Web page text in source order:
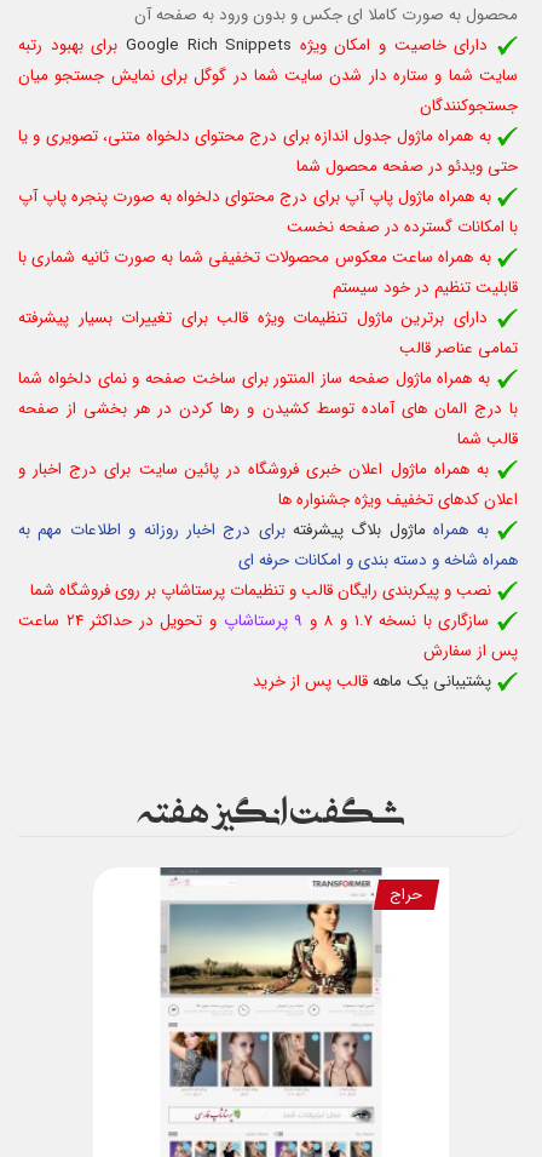
محصول به صورت کاملا ای جکس و بدون ورود به صفحه آن
دارای خاصیت و امکان ویژه Google Rich Snippets برای بهبود رتبه
سایت شما و ستاره دار شدن سایت شما در گوگل برای نمایش جستجو میان
جستجوکنندگان
به همراه ماژول جدول اندازه برای درج محتوای دلخواه متنی، تصویری و یا
حتی ویدئو در صفحه محصول شما
به همراه ماژول پاپ آپ برای درج محتوای دلخواه به صورت پنجره پاپ آپ
با امکانات گسترده در صفحه نخست
به همراه ساعت معکوس محصولات تخفیفی شما به صورت ثانیه شماری با
قابلیت تنظیم در خود سیستم
دارای برترین ماژول تنظیمات ویژه قالب برای تغییرات بسیار پیشرفته
تمامی عناصر قالب
به همراه ماژول صفحه ساز المنتور برای ساخت صفحه و نمای دلخواه شما
با درج المان های آماده توسط کشیدن و رها کردن در هر بخشی از صفحه
قالب شما
به همراهماژول اعلان خبری فروشگاه در پائین سایت برای درج اخبار و
اعلان کدهای تخفیف ویژه جشنواره ها
به همراهماژول بلاگ پیشرفتهبرای درج اخبار روزانه و اطلاعات مهم به
همراه شاخه و دسته بندی و امکانات حرفه ای
نصب و پیکربندی رایگان قالب و تنظیمات پرستاشاپ بر روی فروشگاه شما
سازگاری با نسخه 1.7 و 8 و
9 پرستاشاپ
و تحویل در حداکثر 24 ساعت
پس از سفارش
پشتیبانی یک ماههقالب پس از خرید
شگفت انگیز هفته
حراج